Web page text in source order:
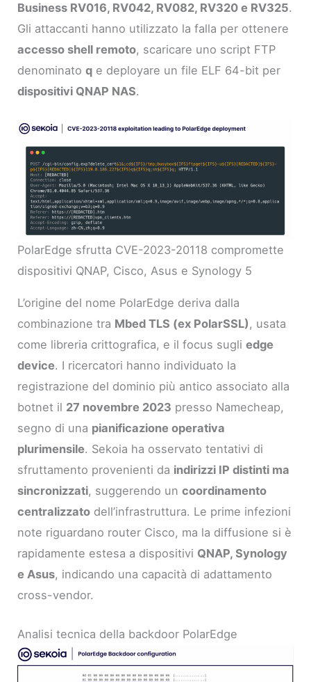
Business RV016, RV042, RV082, RV320 e RV325.
Gli attaccanti hanno utilizzato la falla per ottenere
accesso shell remoto, scaricare uno script FTP
denominatoq e deployare un file ELF 64-bit per
dispositivi QNAP NAS.
PolarEdge sfrutta CVE-2023-20118 compromette
dispositivi QNAP, Cisco, Asus e Synology 5
L’origine del nome PolarEdge deriva dalla
combinazione tra Mbed TLS (ex PolarSSL), usata
come libreria crittografica, e il focus sugliedge
device. I ricercatori hanno individuato la
registrazione del dominio più antico associato alla
botnet il 27 novembre 2023 presso Namecheap,
segno di una pianificazione operativa
plurimensile. Sekoia ha osservato tentativi di
sfruttamento provenienti da indirizzi IP distinti ma
sincronizzati, suggerendo uncoordinamento
centralizzato dell’infrastruttura. Le prime infezioni
note riguardano router Cisco, ma la diffusione si è
rapidamente estesa a dispositivi QNAP, Synology
e Asus, indicando una capacità di adattamento
cross-vendor.
Analisi tecnica della backdoor PolarEdge